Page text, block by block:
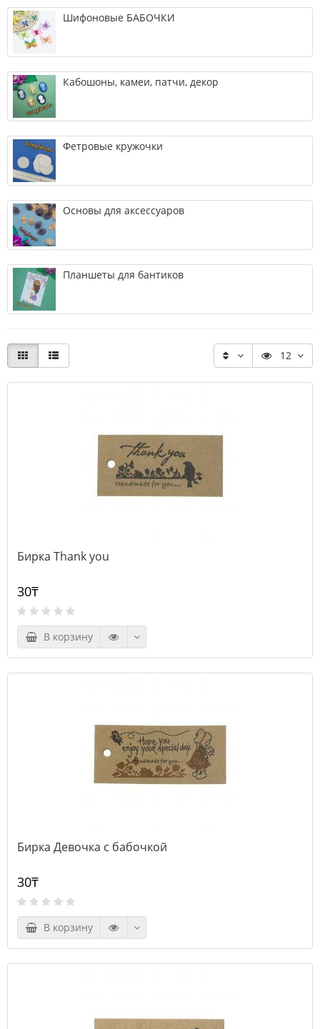
Шифоновые БАБОЧКИ
Кабошоны, камеи, патчи, декор
Фетровые кружочки
Основы для аксессуаров
Планшеты для бантиков
12
Бирка Thank you
30₸
В корзину
Бирка Девочка с бабочкой
30₸
В корзину